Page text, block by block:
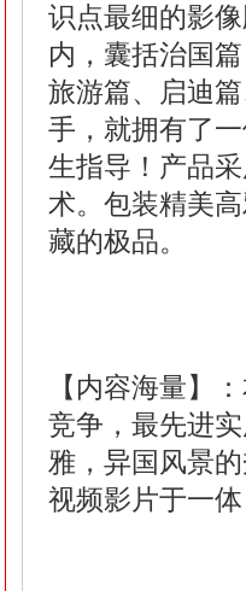
识点最细的影
内，囊括治国
旅游篇、启迪
手，就拥有了
生指导！产品
术。包装精美
藏的极品。
【内容海量】
竞争，最先进
雅，异国风景
视频影片于一